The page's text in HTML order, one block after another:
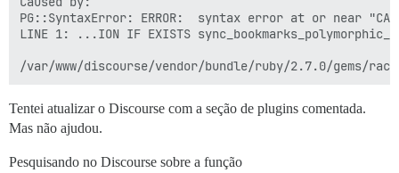
PG::SyntaxError: ERROR:  syntax error at or near
LINE 1: ...ION IF EXISTS
Tentei atualizar o Discourse com a seção de plugins comentada.
Mas não ajudou.
Pesquisando no Discourse sobre a função